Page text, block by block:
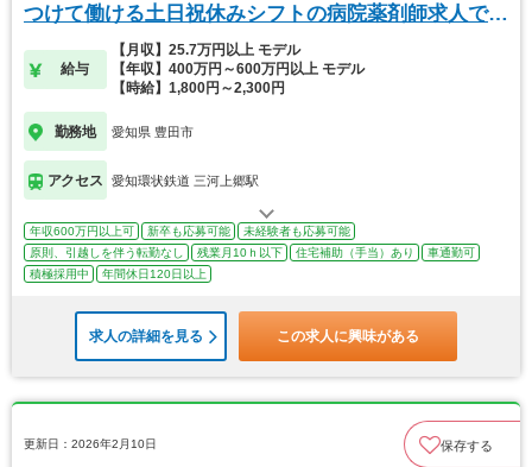
つけて働ける土日祝休みシフトの病院薬剤師求人で
給与
【月収】25.7万円以上 モデル
【年収】400万円～600万円以上 モデル
【時給】1,800円～2,300円
勤務地 愛知県 豊田市
アクセス 愛知環状鉄道 三河上郷駅
年収600万円以上可 新卒も応募可能
未経験者も応募可能
原則、引越しを伴う転勤なし
残業月10ｈ以下 住宅補助（手当）あり
車通勤可
積極採用中
年間休日120日以上
求人の詳細を見る この求人に興味がある
更新日：2026年2月10日 保存する